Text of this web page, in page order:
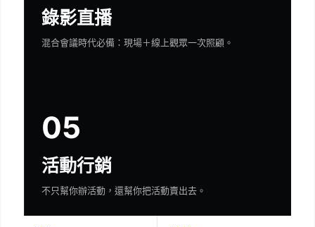
錄影直播
混合會議時代必備：現場＋線上觀眾一次照顧。
05
活動行銷
不只幫你辦活動，還幫你把活動賣出去。